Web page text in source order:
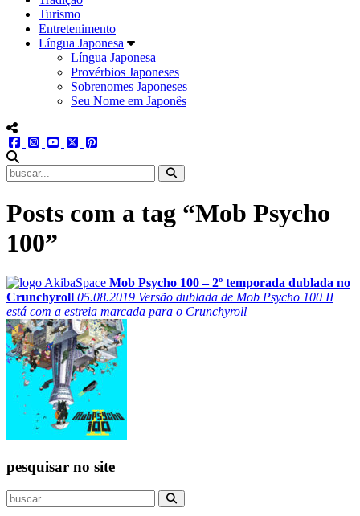
Turismo
Entretenimento
Língua Japonesa
Língua Japonesa
Provérbios Japoneses
Sobrenomes Japoneses
Seu Nome em Japonês
menu redes social
facebookinstagram
youtube
twitter
Posts com a tag “Mob Psycho
100”
Mob Psycho 100 – 2º temporada dublada no
Crunchyroll 05.08.2019 Versão dublada de Mob Psycho 100 II
está com a estreia marcada para o Crunchyroll
pesquisar no site